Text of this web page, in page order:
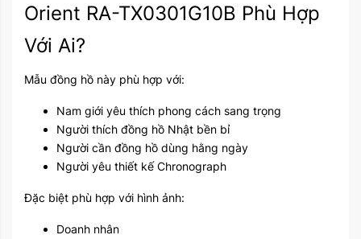
Orient RA-TX0301G10B Phù Hợp
Với Ai?
Mẫu đồng hồ này phù hợp với:
Nam giới yêu thích phong cách sang trọng
Người thích đồng hồ Nhật bền bỉ
Người cần đồng hồ dùng hằng ngày
Người yêu thiết kế Chronograph
Đặc biệt phù hợp với hình ảnh:
Doanh nhân